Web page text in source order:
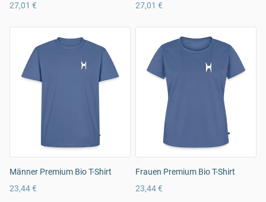
27,01 €
27,01 €
Männer Premium Bio T-Shirt
23,44 €
Frauen Premium Bio T-Shirt
23,44 €